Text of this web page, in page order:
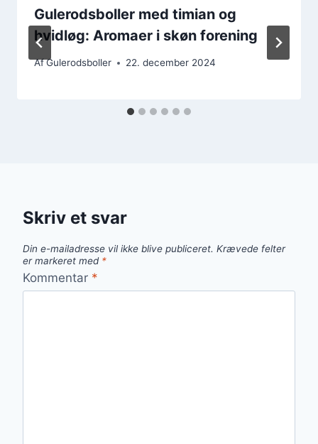
Gulerodsboller med timian og
hvidløg: Aromaer i skøn forening
AfGulerodsboller 22. december 2024
Skriv et svar
Din e-mailadresse vil ikke blive publiceret. Krævede felter
er markeret med *
Kommentar *